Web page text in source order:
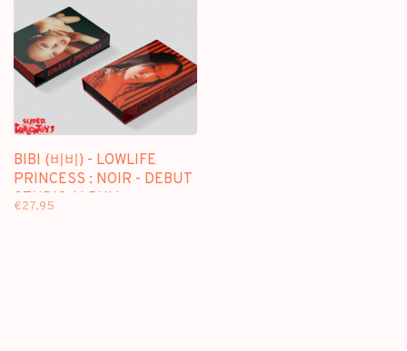
BIBI (비비) - LOWLIFE
PRINCESS : NOIR - DEBUT
STUDIO ALBUM
€27,95